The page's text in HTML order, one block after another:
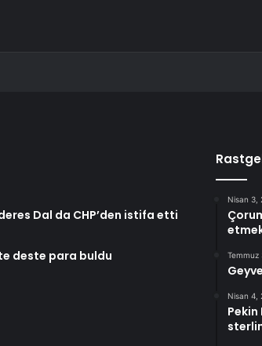
Dal da CHP’den istifa etti
deste para buldu
Nisan 3,
Temmuz
Nisan 4,